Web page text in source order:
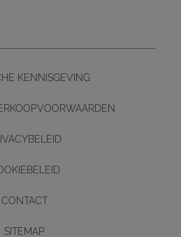
KENNISGEVING
CONTACT
SITEMAPweb -